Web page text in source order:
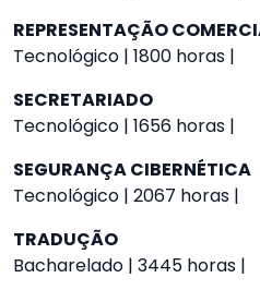
REPRESENTAÇÃO
Tecnológico | 1800 horas |
SECRETARIADO
Tecnológico | 1656 horas |
SEGURANÇA CIBERNÉTICA
Tecnológico | 2067 horas |
TRADUÇÃO
Bacharelado | 3445 horas |